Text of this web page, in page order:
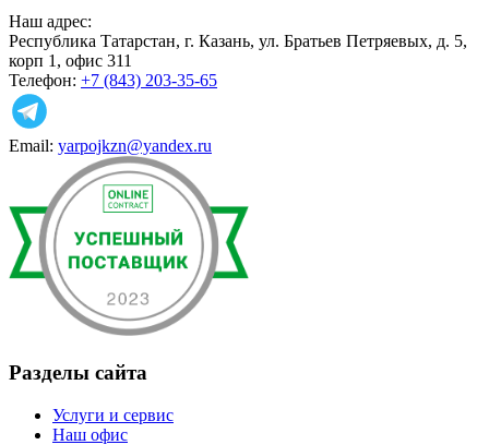
Наш адрес:
Республика Татарстан, г. Казань, ул. Братьев Петряевых, д. 5,
корп 1, офис 311
Телефон: +7 (843) 203-35-65
Email: yarpojkzn@yandex.ru
Разделы сайта
Услуги и сервис
Наш офис